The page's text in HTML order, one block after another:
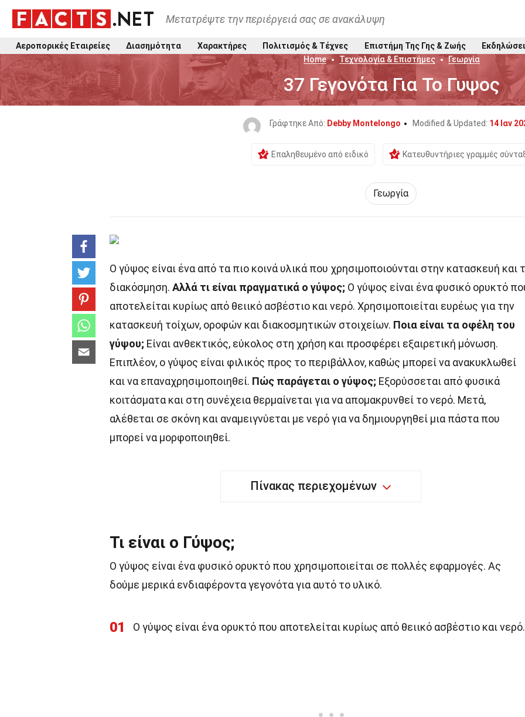
Μετατρέψτε την περιέργειά σας σε ανακάλυψη
Αεροπορικές Εταιρείες Διασημότητα Χαρακτήρες Πολιτισμός & Τέχνες Επιστήμη Της Γης & Ζωής
Home
Τεχνολογία & Επιστήμες Γεωργία
37 Γεγονότα Για Το Γυψος
Γράφτηκε Από: Debby Montelongo Modified & Updated: 14 Ιαν
Επαληθευμένο από ειδικό Κατευθυντήριες γραμμές
Γεωργία
Ο γύψος είναι ένα από τα πιο κοινά υλικά που χρησιμοποιούνται στην κατασκευή και
διακόσμηση. Αλλά τι είναι πραγματικά ο γύψος; Ο γύψος είναι ένα φυσικό ορυκτό
αποτελείται κυρίως από θειικό ασβέστιο και νερό. Χρησιμοποιείται ευρέως για την
κατασκευή τοίχων, οροφών και διακοσμητικών στοιχείων. Ποια είναι τα οφέλη του
γύψου; Είναι ανθεκτικός, εύκολος στη χρήση και προσφέρει εξαιρετική μόνωση.
Επιπλέον, ο γύψος είναι φιλικός προς το περιβάλλον, καθώς μπορεί να ανακυκλωθεί
και να επαναχρησιμοποιηθεί. Πώς παράγεται ο γύψος; Εξορύσσεται από φυσικά
κοιτάσματα και στη συνέχεια θερμαίνεται για να απομακρυνθεί το νερό. Μετά,
αλέθεται σε σκόνη και αναμειγνύεται με νερό για να δημιουργηθεί μια πάστα που
μπορεί να μορφοποιηθεί.
Πίνακας περιεχομένων
Τι είναι ο Γύψος;
Ο γύψος είναι ένα φυσικό ορυκτό που χρησιμοποιείται σε πολλές εφαρμογές. Ας
δούμε μερικά ενδιαφέροντα γεγονότα για αυτό το υλικό.
01 Ο γύψος είναι ένα ορυκτό που αποτελείται κυρίως από θειικό ασβέστιο και νερό.